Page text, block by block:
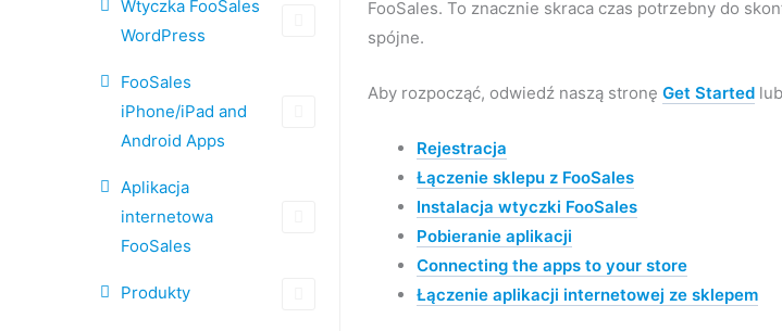
Wtyczka FooSales
WordPress
FooSales
iPhone/iPad and
Android Apps
Aplikacja
internetowa
FooSales
Produkty
FooSales. To znacznie skraca czas potrzebny do
spójne.
Aby rozpocząć, odwiedź naszą stronę Get Started
Rejestracja
Łączenie sklepu z FooSales
Instalacja wtyczki FooSales
Pobieranie aplikacji
Connecting the apps to your store
Łączenie aplikacji internetowej ze sklepem